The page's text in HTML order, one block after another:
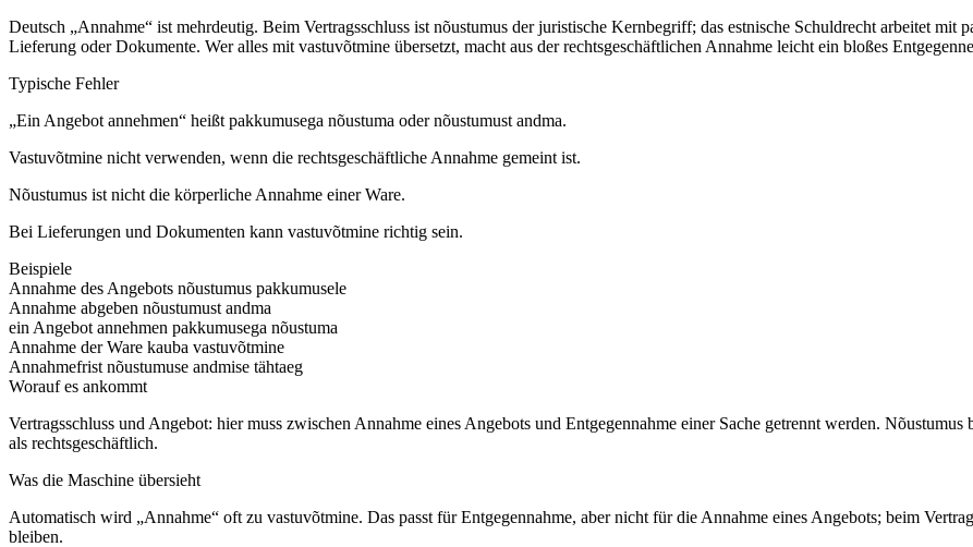
Deutsch „Annahme“ ist mehrdeutig. Beim Vertragsschluss ist nõustumus der juristische Kernbegriff; das estnische Schuldrecht arbeitet mit
Lieferung oder Dokumente. Wer alles mit vastuvõtmine übersetzt, macht aus der rechtsgeschäftlichen Annahme leicht ein bloßes
Typische Fehler
„Ein Angebot annehmen“ heißt pakkumusega nõustuma oder nõustumust andma.
Vastuvõtmine nicht verwenden, wenn die rechtsgeschäftliche Annahme gemeint ist.
Nõustumus ist nicht die körperliche Annahme einer Ware.
Bei Lieferungen und Dokumenten kann vastuvõtmine richtig sein.
Beispiele
Annahme des Angebots nõustumus pakkumusele
Annahme abgeben nõustumust andma
ein Angebot annehmen pakkumusega nõustuma
Annahme der Ware kauba vastuvõtmine
Annahmefrist nõustumuse andmise tähtaeg
Worauf es ankommt
Vertragsschluss und Angebot: hier muss zwischen Annahme eines Angebots und Entgegennahme einer Sache getrennt werden.
als rechtsgeschäftlich.
Was die Maschine übersieht
Automatisch wird „Annahme“ oft zu vastuvõtmine. Das passt für Entgegennahme, aber nicht für die Annahme eines Angebots; beim
bleiben.